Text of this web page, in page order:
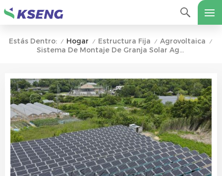
Estás Dentro: / Hogar / Estructura Fija / Agrovoltaica /
Sistema De Montaje De Granja Solar Agrícola